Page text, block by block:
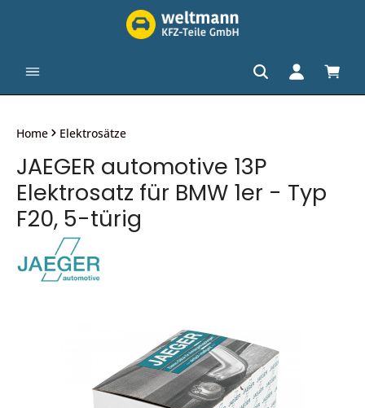
Home Elektrosätze
JAEGER automotive 13P
Elektrosatz für BMW 1er - Typ
F20, 5-türig